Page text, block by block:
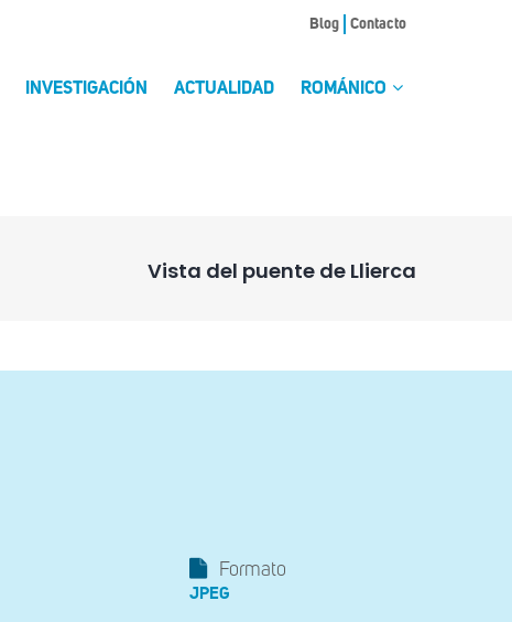
Blog Contacto
INVESTIGACIÓN ACTUALIDAD ROMÁNICO
Vista del puente de Llierca
Formato
JPEG